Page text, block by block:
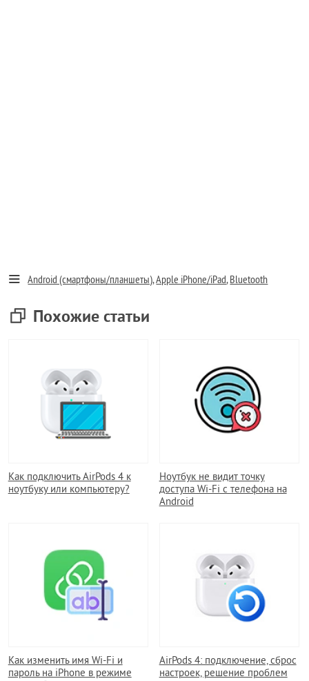
Android (смартфоны/планшеты),Apple iPhone/iPad,Bluetooth
Похожие статьи
Как подключить AirPods 4 к
ноутбуку или компьютеру?
Ноутбук не видит точку
доступа Wi-Fi с телефона на
Android
Как изменить имя Wi-Fi и
пароль на iPhone в режиме
AirPods 4: подключение, сброс
настроек, решение проблем